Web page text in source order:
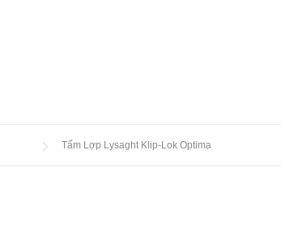
Tấm Lợp Lysaght Klip-Lok Optima